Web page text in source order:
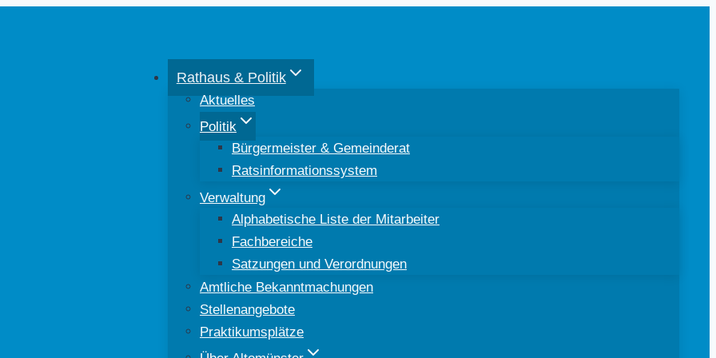
Rathaus & Politik
Aktuelles
Politik
Bürgermeister & Gemeinderat
Ratsinformationssystem
Verwaltung
Alphabetische Liste der Mitarbeiter
Fachbereiche
Satzungen und Verordnungen
Amtliche Bekanntmachungen
Stellenangebote
Praktikumsplätze